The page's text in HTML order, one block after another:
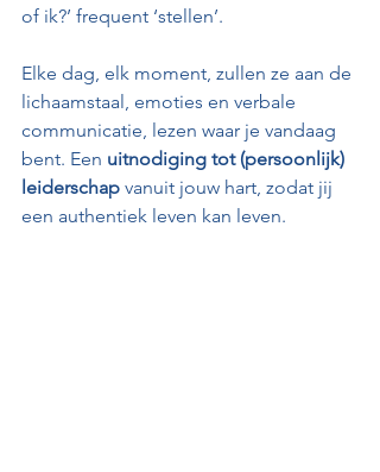
of ik?’ frequent ‘stellen’.
Elke dag, elk moment, zullen ze aan de
lichaamstaal, emoties en verbale
communicatie, lezen waar je vandaag
bent. Een uitnodiging tot (persoonlijk)
leiderschap vanuit jouw hart, zodat jij
een authentiek leven kan leven.